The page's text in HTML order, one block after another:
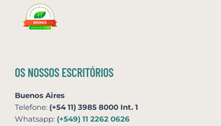
OS NOSSOS ESCRITÓRIOS
Buenos Aires
Telefone: (+54 11) 3985 8000 Int. 1
Whatsapp: (+549) 11 2262 0626